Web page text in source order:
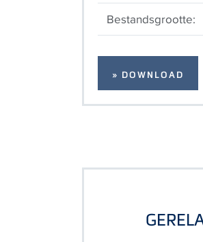
Bestandsgrootte:
» DOWNLOAD